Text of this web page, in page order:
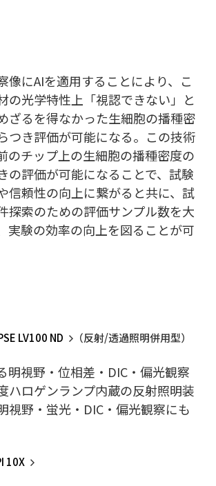
像にAIを適用することにより、こ
の光学特性上「視認できない」と
ざるを得なかった生細胞の播種密
つき評価が可能になる。この技術
のチップ上の生細胞の播種密度の
の評価が可能になることで、試験
信頼性の向上に繋がると共に、試
探索のための評価サンプル数を大
実験の効率の向上を図ることが可
LV100 ND （反射/透過照明併用型）
明視野・位相差・DIC・偏光観察
ハロゲンランプ内蔵の反射照明装
視野・蛍光・DIC・偏光観察にも
10X